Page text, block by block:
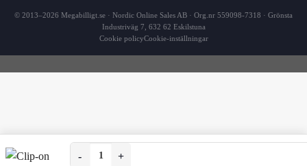
© 2013–2026 Megabilligt.se · Nordic Online Sales AB · Org.nr 559098-7318 · Grönsta
Industriväg 7, 632 62 Eskilstuna
Cookie policyCookie-inställningar
Clip-on Solglasögon - Fäst på befintliga Glasögon -